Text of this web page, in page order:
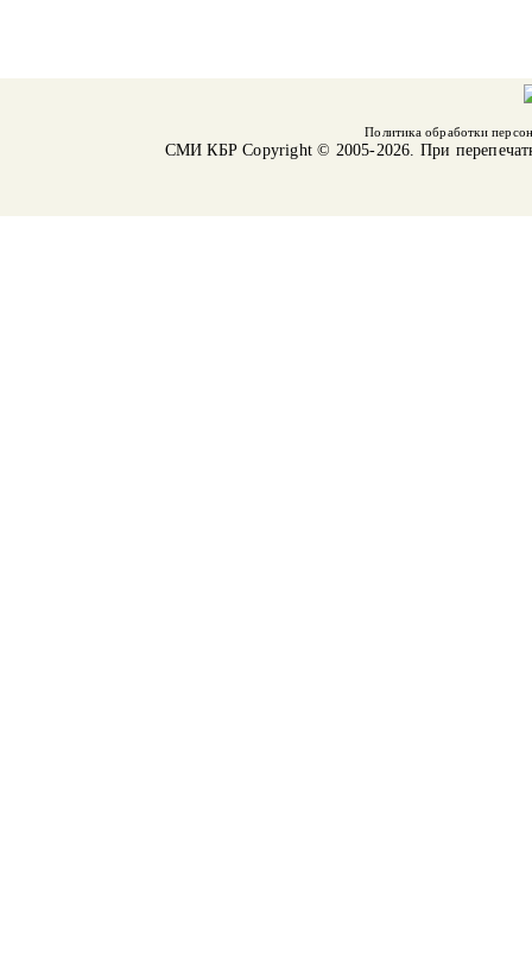
Политика обработки
СМИ КБРCopyright © 2005-2026. При